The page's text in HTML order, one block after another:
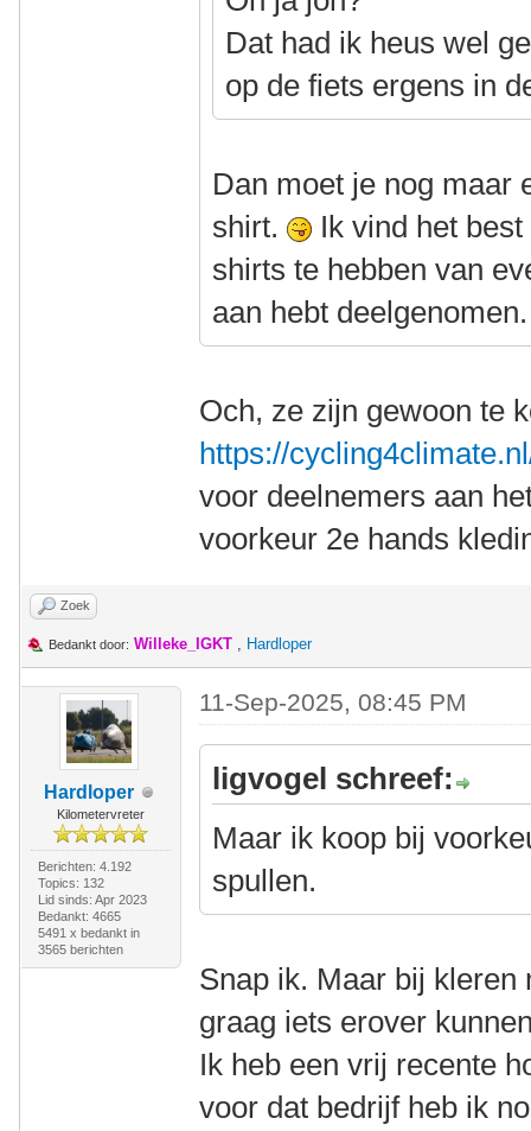
Dat had ik heus wel
op de fiets ergens in
Dan moet je nog maar
shirt.
Ik vind het
shirts te hebben van
aan hebt deelgenomen.
Och, ze zijn gewoon te
https://
voor deelnemers aan
voorkeur 2e hands
Zoek
Bedankt door: Willeke_IGKT , Hardloper
Hardloper
Kilometervreter
Berichten: 4.192
Topics: 132
Lid sinds: Apr 2023
Bedankt: 4665
5491 x bedankt in
3565 berichten
11-Sep-2025, 08:45 PM
ligvogel schreef:
Maar ik koop bij
spullen.
Snap ik. Maar bij kleren
graag iets erover
Ik heb een vrij recente
voor dat bedrijf heb ik